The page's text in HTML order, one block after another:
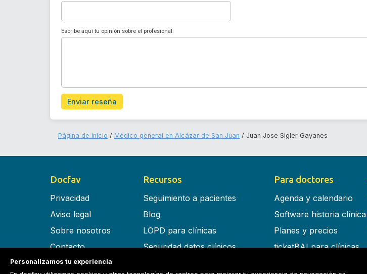
Escribe aquí tu opinión sobre el profesional:
Enviar reseña
Página de inicio Médico general en Alcázar de San Juan Juan Jose Sigler Gayanes
Docfav
Privacidad
Aviso legal
Sobre nosotros
Contacto
Términos y condiciones
Recursos
Seguimiento a pacientes
Blog
LOPD para clínicas
Seguridad datos clínicos
Para doctores
Agenda y calendario
Software historia clínica
Planes y precios
ticketBAI para clínicas
Personalizamos tu experiencia